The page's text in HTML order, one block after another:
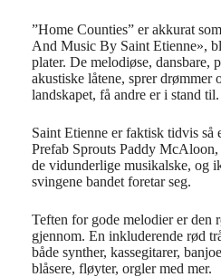
”Home Counties” er akkurat
And Music By Saint Etienne»,
plater. De melodiøse, dansbare,
akustiske låtene, sprer drømmer
landskapet, få andre er i stand til.
Saint Etienne er faktisk tidvis så
Prefab Sprouts Paddy
de vidunderlige musikalske, og
svingene bandet foretar seg.
Teften for gode melodier er den
gjennom. En inkluderende rød
både synther, kassegitarer,
blåsere, fløyter, orgler med mer.